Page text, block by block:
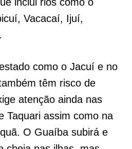
Vacacaí, Ijuí,
como o Jacuí e no
têm risco de
atenção ainda nas
Taquari assim como na
O Guaíba subirá e